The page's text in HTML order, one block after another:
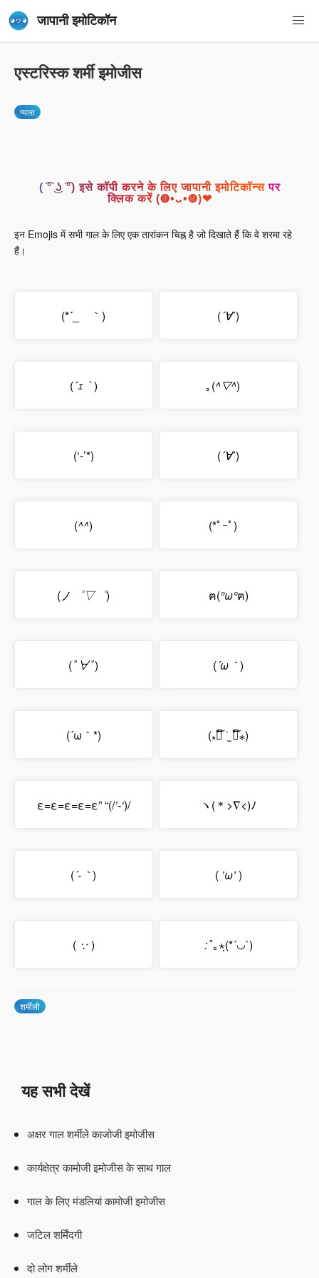
जापानी इमोटिकॉन
एस्टरिस्क शर्मी इमोजीस
प्यारा
( ͡° ͜ʖ ͡°) इसे कॉपी करने के लिए जापानी इमोटिकॉन्स पर
क्लिक करें (◍•ᴗ•◍)❤
इन Emojis में सभी गाल के लिए एक तारांकन चिह्न है जो दिखाते हैं कि वे शरमा रहे
हैं।
(*´_ゝ｀) (´∀`)
(´ｪ｀) ｡(^▽^)ゞ
(‘-’*) (´∀`)
(^^) (*ﾟｰﾟ)ゞ
(ノ ゜▽゜) ฅ(°ω°ฅ)
(ﾟ∀ﾟ) (´ω｀)
(´ω｀*) (⁎❝᷀ົ ˙̫ ❝᷀ົ⁎)
ε=ε=ε=ε=ε” “(/’-‘)/ ヽ(＊>∇<)ﾉ
(´-｀) ( ’ω’)
( ∵) :ﾟ｡⋆ฺ(*´◡`)
शर्मीली
यह सभी देखें
अक्षर गाल शर्मीले काजोजी इमोजीस
कार्यक्षेत्र कामोजी इमोजीस के साथ गाल
गाल के लिए मंडलियां कामोजी इमोजीस
जटिल शर्मिंदगी
दो लोग शर्मीले